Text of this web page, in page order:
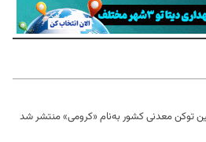
توکن معدنی کشور به‌نام «کرومی» منتشر شد